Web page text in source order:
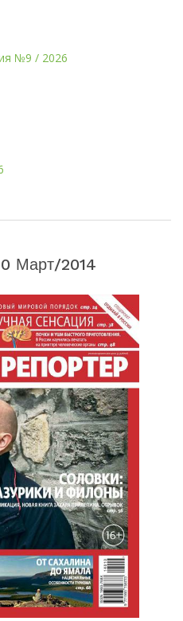
№9 / 2026
Март/2014